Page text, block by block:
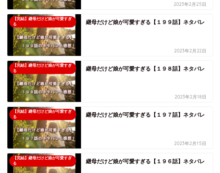
2023年2月25日
【完結】継母だけど娘が可愛すぎ
る
継母だけど娘が可愛すぎる【１９９話】ネタバレ
2023年2月22日
【完結】継母だけど娘が可愛すぎ
る
継母だけど娘が可愛すぎる【１９８話】ネタバレ
2023年2月18日
【完結】継母だけど娘が可愛すぎ
る
継母だけど娘が可愛すぎる【１９７話】ネタバレ
2023年2月15日
【完結】継母だけど娘が可愛すぎ
る
継母だけど娘が可愛すぎる【１９６話】ネタバレ